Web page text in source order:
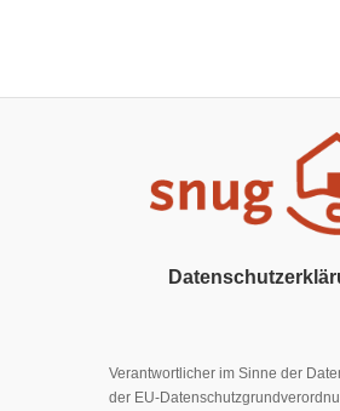
Verantwortlicher im Sinne der
der EU-